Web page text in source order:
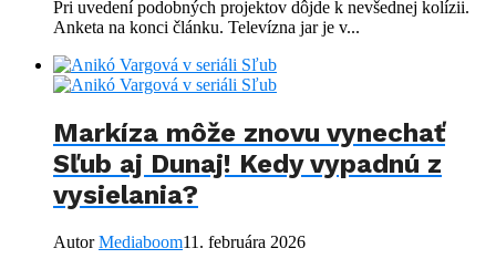
Pri uvedení podobných projektov dôjde k nevšednej kolízii.
Anketa na konci článku. Televízna jar je v...
Markíza môže znovu vynechať
Sľub aj Dunaj! Kedy vypadnú z
vysielania?
AutorMediaboom11. februára 2026